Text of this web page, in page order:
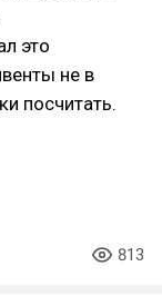
это
не в
посчитать.
813